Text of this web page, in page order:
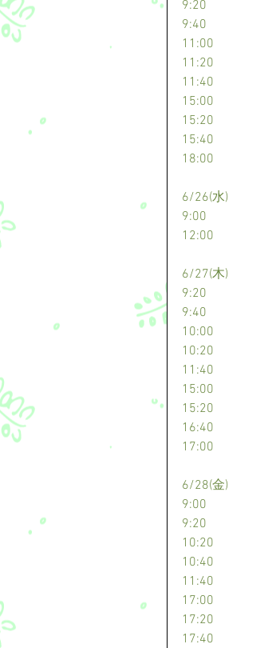
9:20
9:40
11:00
11:20
11:40
15:00
15:20
15:40
18:00
6/26(水)
9:00
12:00
6/27(木)
9:20
9:40
10:00
10:20
11:40
15:00
15:20
16:40
17:00
6/28(金)
9:00
9:20
10:20
10:40
11:40
17:00
17:20
17:40